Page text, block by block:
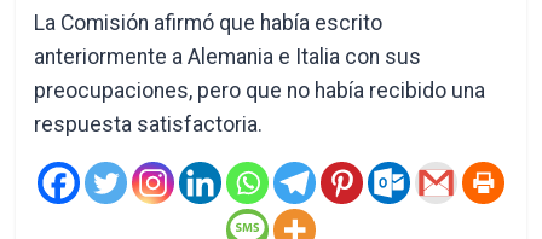
La Comisión afirmó que había escrito
anteriormente a Alemania e Italia con sus
preocupaciones, pero que no había recibido una
respuesta satisfactoria.